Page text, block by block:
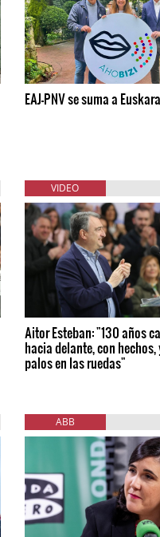
EAJ-PNV se suma a
VIDEO
Aitor Esteban: "130 años
hacia delante, con
palos en las ruedas"
ABB